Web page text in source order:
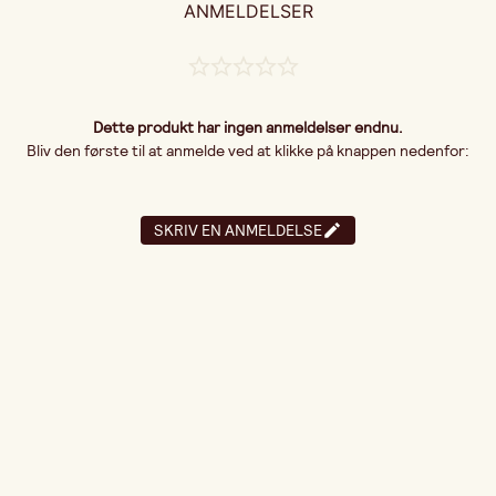
ANMELDELSER
Dette produkt har ingen anmeldelser endnu.
Bliv den første til at anmelde ved at klikke på knappen nedenfor:
SKRIV EN ANMELDELSE